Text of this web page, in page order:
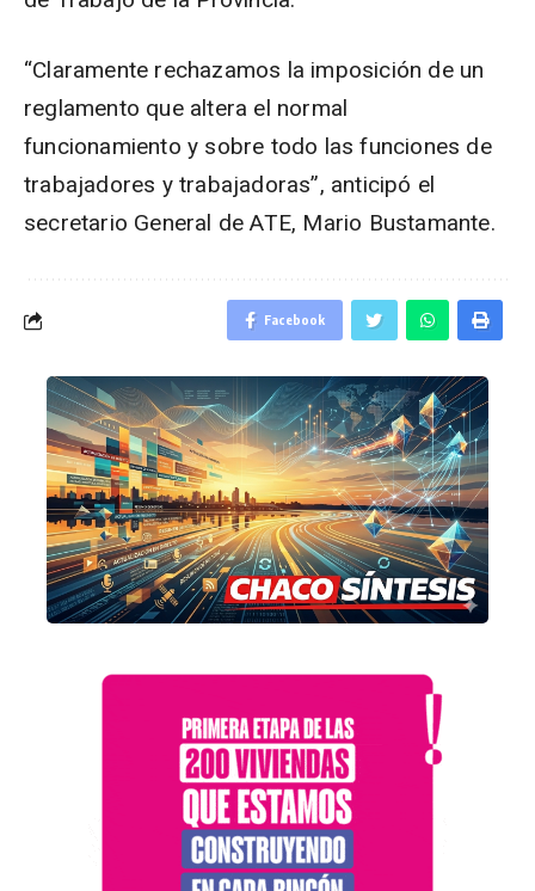
“Claramente rechazamos la imposición de un
reglamento que altera el normal
funcionamiento y sobre todo las funciones de
trabajadores y trabajadoras”, anticipó el
secretario General de ATE, Mario Bustamante.
Facebook